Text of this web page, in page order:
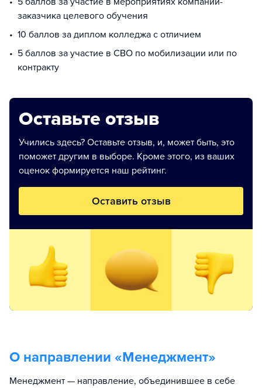
заказчика целевого обучения
10 баллов за диплом колледжа с отличием
5 баллов за участие в СВО по мобилизации или по
контракту
Оставьте отзыв
Учились здесь? Оставьте отзыв, и, может быть, это
поможет другим в выборе. Кроме этого, из ваших
оценок формируется наш рейтинг.
Оставить отзыв
О направлении «Менеджмент»
Менеджмент — направление, объединившее в себе